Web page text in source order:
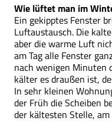
Wie lüftet man im
Ein gekipptes Fenster
Luftaustausch. Die
aber die warme Luft
am Tag alle Fenster
nach wenigen Minuten
kälter es draußen ist,
In sehr kleinen
der Früh die Scheiben
der kältesten Stelle,